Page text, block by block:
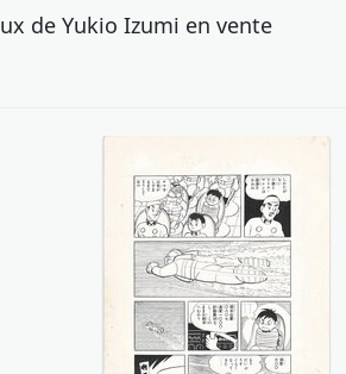
de Yukio Izumi en vente